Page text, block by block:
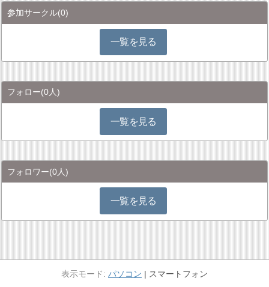
参加サークル(0)
一覧を見る
フォロー(0人)
一覧を見る
フォロワー(0人)
一覧を見る
パソコン スマートフォン